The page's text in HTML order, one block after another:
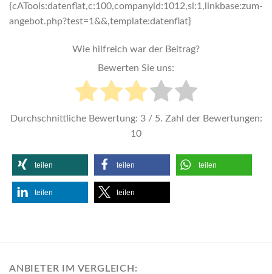
{cATools:datenflat,c:100,companyid:1012,sl:1,linkbase:zum-
angebot.php?test=1&&,template:datenflat}
Wie hilfreich war der Beitrag?
Bewerten Sie uns:
Durchschnittliche Bewertung: 3/ 5. Zahl der Bewertungen:
10
teilen teilen teilen
teilen teilen
ANBIETER IM VERGLEICH: